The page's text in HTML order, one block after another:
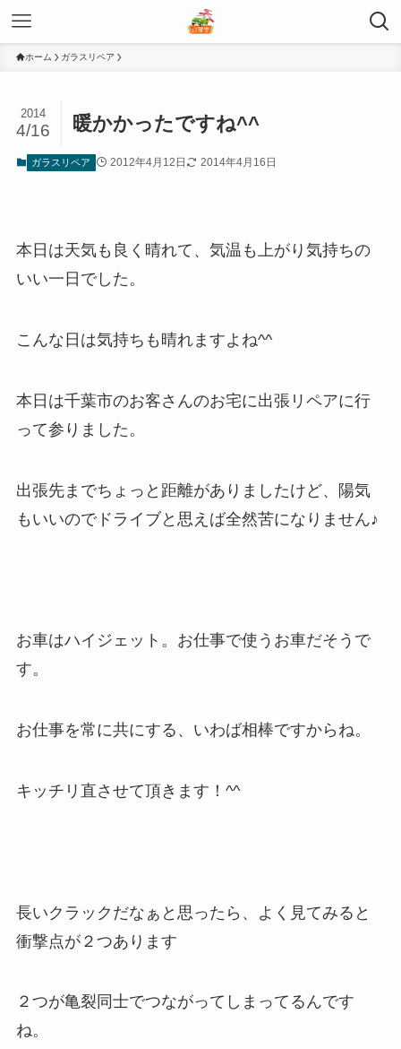
ホーム ガラスリペア
暖かかったですね^^
2014
4/16
ガラスリペア 2012年4月12日 2014年4月16日
本日は天気も良く晴れて、気温も上がり気持ちの
いい一日でした。
こんな日は気持ちも晴れますよね^^
本日は千葉市のお客さんのお宅に出張リペアに行
って参りました。
出張先までちょっと距離がありましたけど、陽気
もいいのでドライブと思えば全然苦になりません♪
お車はハイジェット。お仕事で使うお車だそうで
す。
お仕事を常に共にする、いわば相棒ですからね。
キッチリ直させて頂きます！^^
長いクラックだなぁと思ったら、よく見てみると
衝撃点が２つあります
２つが亀裂同士でつながってしまってるんです
ね。